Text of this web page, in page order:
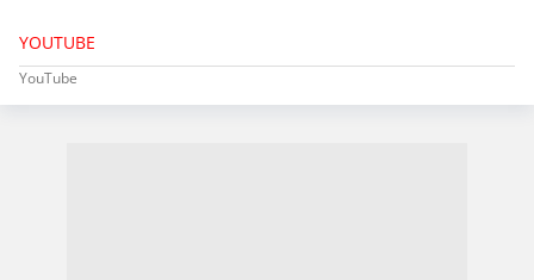
YOUTUBE
YouTube